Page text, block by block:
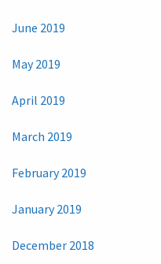
June 2019
May 2019
April 2019
March 2019
February 2019
January 2019
December 2018